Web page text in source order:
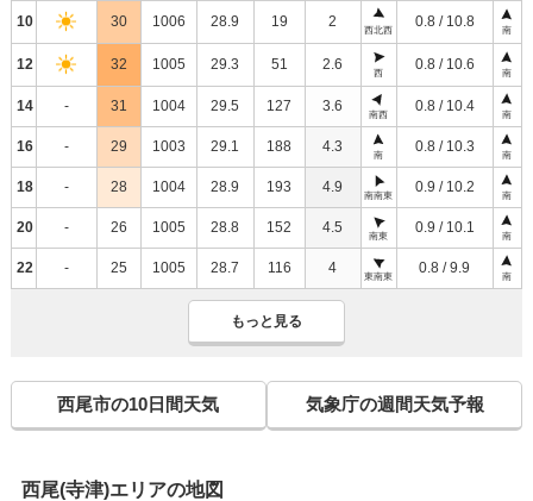
10 30 1006 28.9 19 2
西北西
0.8 / 10.8
南
12 32 1005 29.3 51 2.6
西
0.8 / 10.6
南
14 - 31 1004 29.5 127 3.6
南西
0.8 / 10.4
南
16 - 29 1003 29.1 188 4.3
南
0.8 / 10.3
南
18 - 28 1004 28.9 193 4.9
南南東
0.9 / 10.2
南
20 - 26 1005 28.8 152 4.5
南東
0.9 / 10.1
南
22 - 25 1005 28.7 116 4
東南東
0.8 / 9.9
南
もっと見る
西尾市の10日間天気 気象庁の週間天気予報
西尾(寺津)エリアの地図